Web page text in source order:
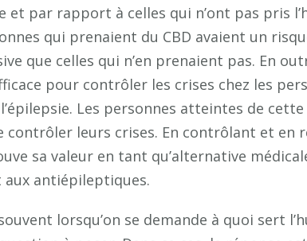
par rapport à celles qui n’ont pas pris
qui prenaient du CBD avaient un
que celles qui n’en prenaient pas. En
pour contrôler les crises chez les
Les personnes atteintes de
contrôler leurs crises. En contrôlant et en
sa valeur en tant qu’alternative
antiépileptiques.
lorsqu’on se demande à quoi sert